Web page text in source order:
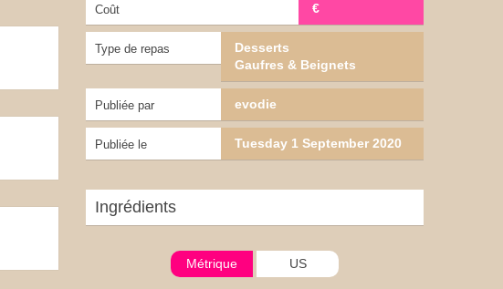
Coût €
Type de repas
Desserts
Gaufres & Beignets
Publiée par evodie
Publiée le Tuesday 1 September 2020
Ingrédients
Métrique US